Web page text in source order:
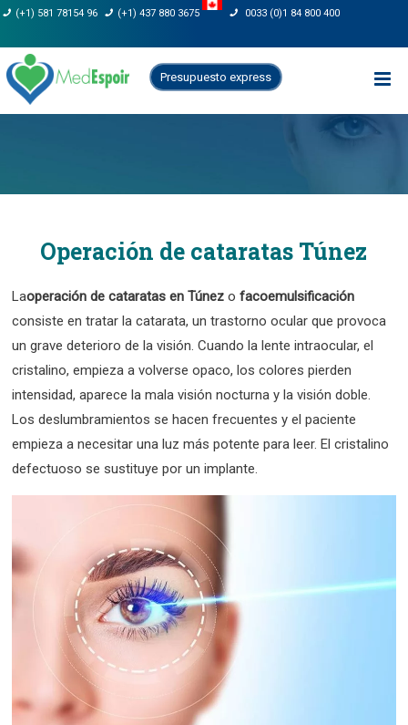
Saltar
contenido
(+1) 581 78154 96 (+1) 437 880 3675 0033 (0)1 84 800 400
Presupuesto express
Operación de cataratas Túnez
Laoperación de cataratas en Túnez ofacoemulsificación
consiste en tratar la catarata, un trastorno ocular que provoca
un grave deterioro de la visión. Cuando la lente intraocular, el
cristalino, empieza a volverse opaco, los colores pierden
intensidad, aparece la mala visión nocturna y la visión doble.
Los deslumbramientos se hacen frecuentes y el paciente
empieza a necesitar una luz más potente para leer. El cristalino
defectuoso se sustituye por un implante.